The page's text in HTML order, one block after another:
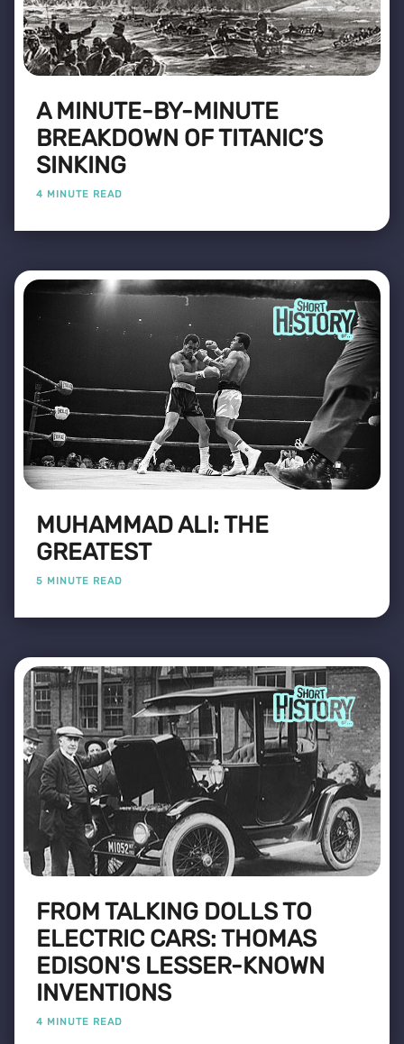
A MINUTE-BY-MINUTE
BREAKDOWN OF TITANIC’S
SINKING
4 MINUTE READ
MUHAMMAD ALI: THE
GREATEST
5 MINUTE READ
FROM TALKING DOLLS TO
ELECTRIC CARS: THOMAS
EDISON'S LESSER-KNOWN
INVENTIONS
4 MINUTE READ